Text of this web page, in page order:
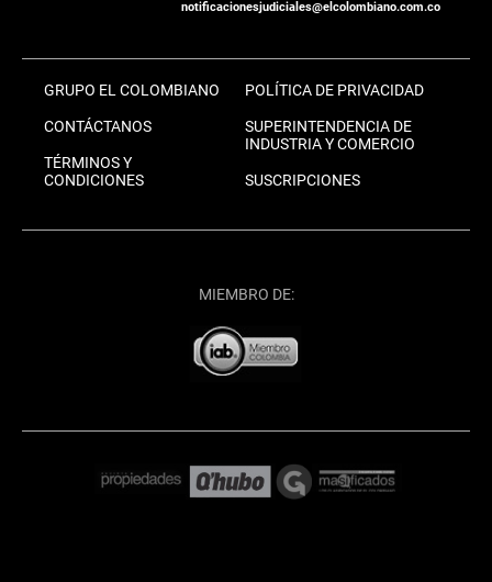
notificacionesjudiciales@elcolombiano.com.co
GRUPO EL COLOMBIANO
CONTÁCTANOS
TÉRMINOS Y
CONDICIONES
POLÍTICA DE PRIVACIDAD
SUPERINTENDENCIA DE
INDUSTRIA Y COMERCIO
SUSCRIPCIONES
MIEMBRO DE: